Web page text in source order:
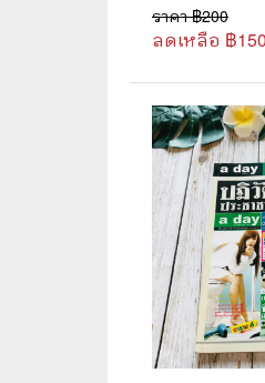
ราคา ฿200
ลดเหลือ ฿150
👪 ครอบครัว กา
🏡 บ้านและสวน
🎸 ดนตรี ภาพยน
⚽ กีฬา เกม
👸 นางงาม
🖥️ คอมพิวเตอร์ เ
หนังสือทั่วไป พ็อ